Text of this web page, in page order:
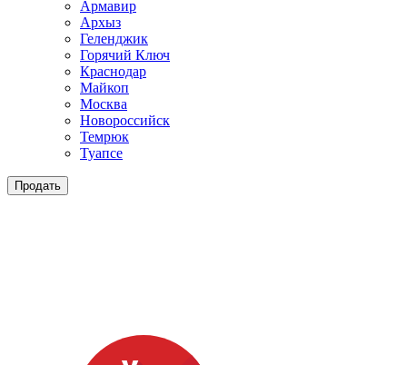
Армавир
Архыз
Геленджик
Горячий Ключ
Краснодар
Майкоп
Москва
Новороссийск
Темрюк
Туапсе
Продать